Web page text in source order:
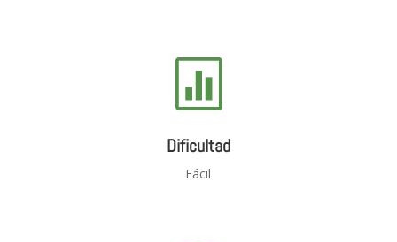

Dificultad
Fácil